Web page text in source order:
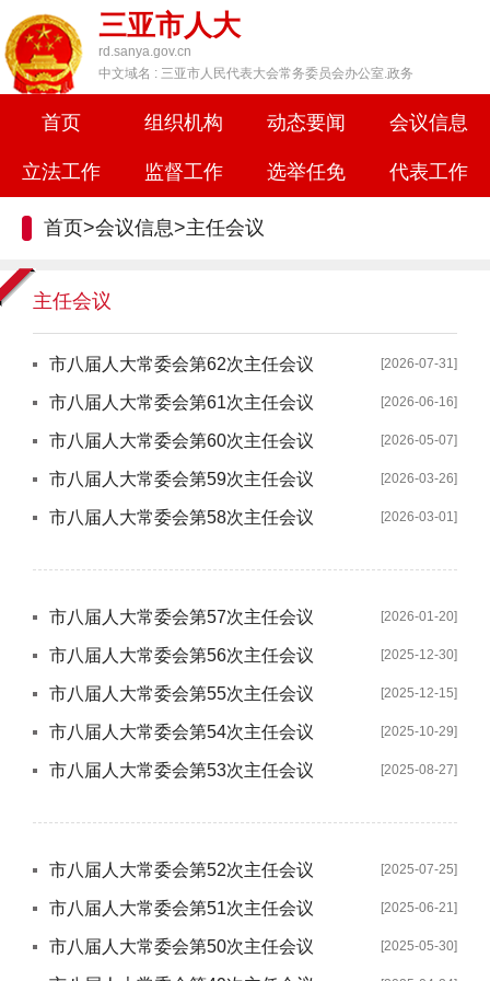
三亚市人大
rd.sanya.gov.cn
中文域名 : 三亚市人民代表大会常务委员会办公室.政务
首页 组织机构 动态要闻 会议信息
立法工作 监督工作 选举任免 代表工作
首页>会议信息>主任会议
主任会议
[2026-07-31]
市八届人大常委会第62次主任会议
[2026-06-16]
市八届人大常委会第61次主任会议
[2026-05-07]
市八届人大常委会第60次主任会议
[2026-03-26]
市八届人大常委会第59次主任会议
[2026-03-01]
市八届人大常委会第58次主任会议
[2026-01-20]
市八届人大常委会第57次主任会议
[2025-12-30]
市八届人大常委会第56次主任会议
[2025-12-15]
市八届人大常委会第55次主任会议
[2025-10-29]
市八届人大常委会第54次主任会议
[2025-08-27]
市八届人大常委会第53次主任会议
[2025-07-25]
市八届人大常委会第52次主任会议
[2025-06-21]
市八届人大常委会第51次主任会议
[2025-05-30]
市八届人大常委会第50次主任会议